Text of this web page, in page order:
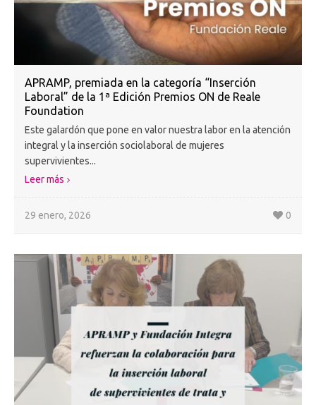
APRAMP, premiada en la categoría “Inserción
Laboral” de la 1ª Edición Premios ON de Reale
Foundation
Este galardón que pone en valor nuestra labor en la atención
integral y la inserción sociolaboral de mujeres
supervivientes...
Leer más
29 enero, 2026 0